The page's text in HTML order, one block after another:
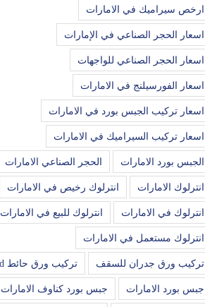
ارخص سيراميك في الامارات
اسعار الحجر الصناعي في الإمارات
اسعار الحجر الصناعي للواجهات
اسعار الفورسيلنج في الامارات
اسعار تركيب الجبس بورد في الامارات
اسعار تركيب السيراميك في الامارات
الجبس بورد الامارات الحجر الصناعي الامارات
انترلوك الامارات انترلوك رخيص في الامارات
انترلوك في الامارات انترلوك للبيع في الامارات
انترلوك مستعمل في الامارات
تركيب ورق جدران للسقف تركيب ورق حائط 3d
جبس بورد الامارات جبس بورد كناوف الامارات